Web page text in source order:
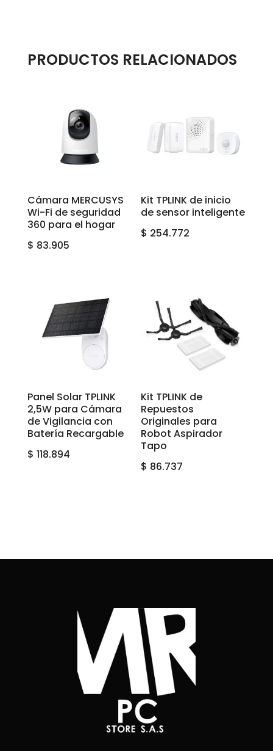
PRODUCTOS RELACIONADOS
Cámara MERCUSYS
Wi-Fi de seguridad
360 para el hogar
$ 83.905
Kit TPLINK de inicio
de sensor inteligente
$ 254.772
Panel Solar TPLINK
2,5W para Cámara
de Vigilancia con
Batería Recargable
$ 118.894
Kit TPLINK de
Repuestos
Originales para
Robot Aspirador
Tapo
$ 86.737